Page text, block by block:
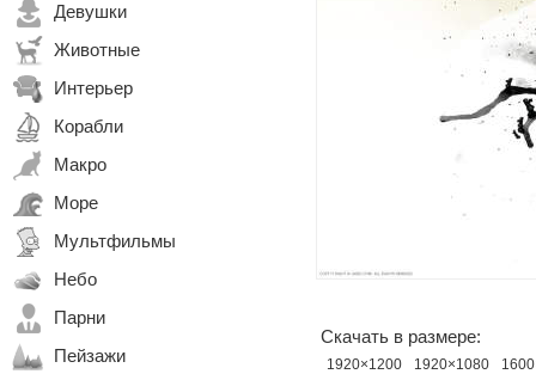
Девушки
Животные
Интерьер
Корабли
Макро
Море
Мультфильмы
Небо
Парни
Пейзажи
Скачать в размере:
1920×1200 1920×1080